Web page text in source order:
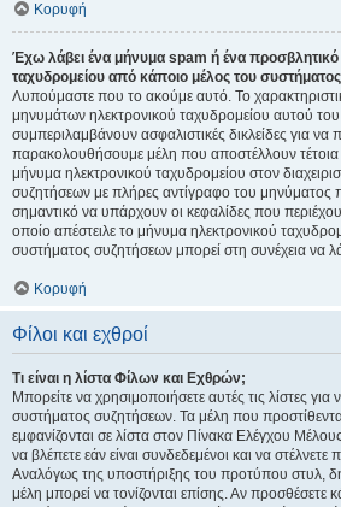
Κορυφή
Έχω λάβει ένα μήνυμα spam ή ένα
ταχυδρομείου από κάποιο μέλος του
Λυπούμαστε που το ακούμε αυτό. Το
μηνυμάτων ηλεκτρονικού ταχυδρομείου αυτού
συμπεριλαμβάνουν ασφαλιστικές δικλείδες για
παρακολουθήσουμε μέλη που αποστέλλουν τέτοια
μήνυμα ηλεκτρονικού ταχυδρομείου στον
συζητήσεων με πλήρες αντίγραφο του μηνύματος
σημαντικό να υπάρχουν οι κεφαλίδες που
οποίο απέστειλε το μήνυμα ηλεκτρονικού
συστήματος συζητήσεων μπορεί στη συνέχεια να
Κορυφή
Φίλοι και εχθροί
Τι είναι η λίστα Φίλων και Εχθρών;
Μπορείτε να χρησιμοποιήσετε αυτές τις λίστες
συστήματος συζητήσεων. Τα μέλη που
εμφανίζονται σε λίστα στον Πίνακα Ελέγχου
να βλέπετε εάν είναι συνδεδεμένοι και να
Αναλόγως της υποστήριξης του προτύπου στυλ,
μέλη μπορεί να τονίζονται επίσης. Αν προσθέσετε